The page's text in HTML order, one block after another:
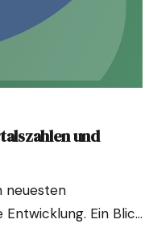
und
neuesten
Ein Blick